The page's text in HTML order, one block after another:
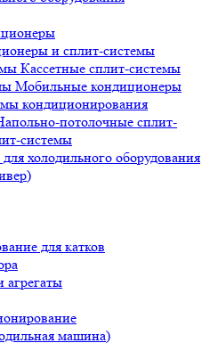
и сплит-системы
Кассетные сплит-системы
Мобильные кондиционеры
кондиционирования
потолочные сплит-
системы
холодильного оборудования
для катков
машина)